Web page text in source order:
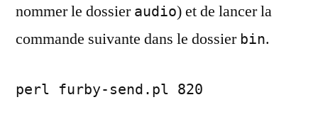
nommer le dossier audio) et de lancer la
commande suivante dans le dossier bin.
perl furby-send.pl 820